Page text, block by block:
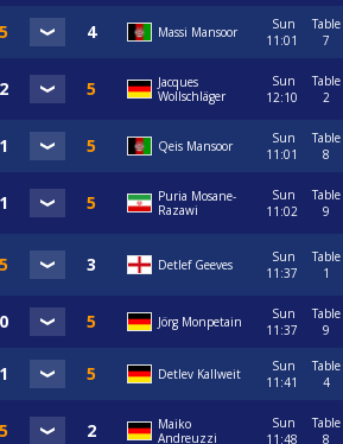
Massi Mansoor
Sun
11:01
Table
7
Jacques
Wollschläger
Sun
12:10
Table
2
Qeis Mansoor
Sun
11:01
Table
8
Puria Mosane-
Razawi
Sun
11:02
Table
9
Detlef Geeves
Sun
11:37
Table
1
Jörg Monpetain
Sun
11:37
Table
9
Detlev Kallweit
Sun
11:41
Table
4
Maiko
Andreuzzi
Sun
11:48
Table
8